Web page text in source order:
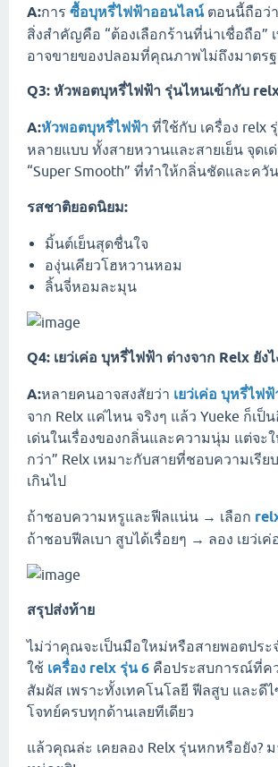
A:การ ซื้อบุหรี่ไฟฟ้าออนไลน์ตอนนี้ถือว่
สิ่งสำคัญคือ “ต้องเลือกร้านที่น่าเชื่อถือ”
อาจขายของปลอมที่คุณภาพไม่ถึงมาตร
Q3: หัวพอตบุหรี่ไฟฟ้า รุ่นไหนเข้ากับ
A:หัวพอตบุหรี่ไฟฟ้า ที่ใช้กับ เครื่อง relx
หลายแบบ ทั้งสายหวานและสายเย็น จุดเ
“Super Smooth” ที่ทำให้กลิ่นชัดและควั
รสชาติยอดนิยม:
มิ้นต์เย็นสุดชื่นใจ
องุ่นเคียวโฮหวานหอม
ลิ้นจี่หอมละมุน
Q4: เยว่เค่อ บุหรี่ไฟฟ้า ต่างจาก Relx ยังไ
A:หลายคนอาจสงสัยว่า เยว่เค่อ บุหรี่ไฟฟ้
จาก Relx แค่ไหน จริงๆ แล้ว Yueke ก็เ
เด่นในเรื่องของกลิ่นและความนุ่ม แต่จะ
กว่า” Relx เหมาะกับสายที่ชอบความเรีย
เกินไป
ถ้าชอบความหรูและฟีลแน่น → เลือก
ถ้าชอบฟีลเบา สูบได้เรื่อยๆ → ลอง เยว่เ
สรุปส่งท้าย
ไม่ว่าคุณจะเป็นมือใหม่หรือสายพอตประ
ใช้ เครื่อง relx รุ่น 6 คือประสบการณ์ที่ค
สัมผัส เพราะทั้งเทคโนโลยี ฟีลสูบ และดี
โจทย์ครบทุกด้านเลยทีเดียว
แล้วคุณล่ะ เคยลอง Relx รุ่นหกหรือยัง?